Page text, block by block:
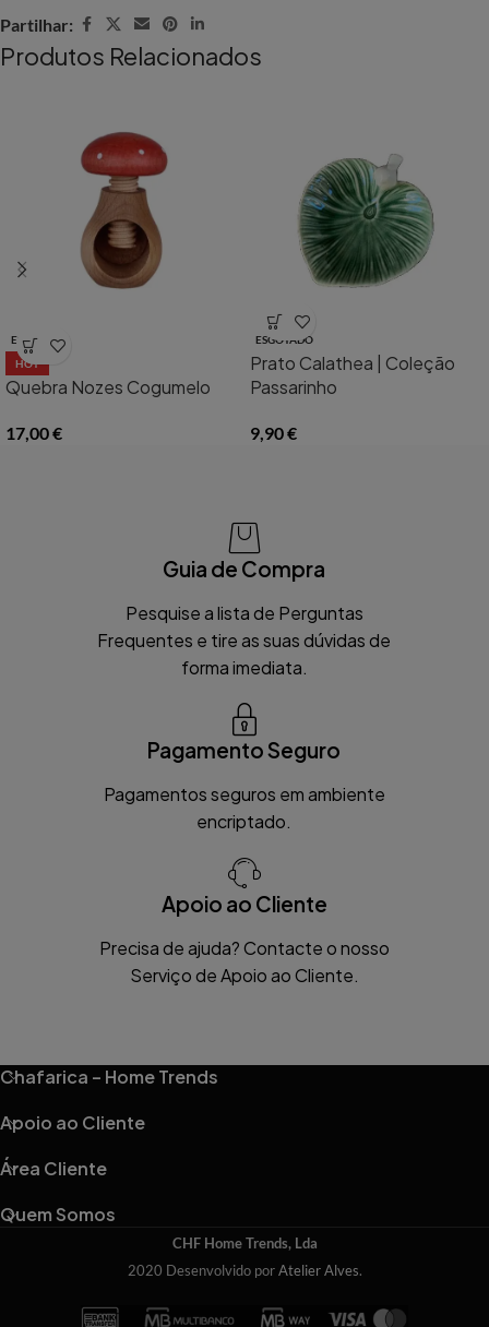
Partilhar:
Produtos Relacionados
ESGOTADO
HOT
Quebra Nozes Cogumelo
17,00€
ESGOTADO
Prato Calathea | Coleção
Passarinho
9,90€
Guia de Compra
Pesquise a lista de Perguntas
Frequentes e tire as suas dúvidas de
forma imediata.
Pagamento Seguro
Pagamentos seguros em ambiente
encriptado.
Apoio ao Cliente
Precisa de ajuda? Contacte o nosso
Serviço de Apoio ao Cliente.
Chafarica – Home Trends
Apoio ao Cliente
Área Cliente
Quem Somos
CHF Home Trends, Lda
2020 Desenvolvido porAtelier Alves.